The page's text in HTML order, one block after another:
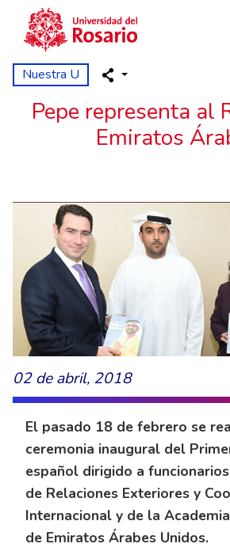
Pasar al contenido principal
Nuestra U
Pepe representa al
Emiratos
02 de abril, 2018
El pasado 18 de febrero se
ceremonia inaugural del
español dirigido a
de Relaciones Exteriores y
Internacional y de la
de Emiratos Árabes Unidos.